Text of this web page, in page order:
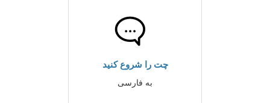
چت را شروع کنید
به فارسی